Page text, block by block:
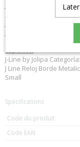
J-Line by Jolipa
J Line Clock Metal
Español:
J-Line by Jolipa
J Line Reloj Borde
Small
Spécifications
Code du produit
Code EAN